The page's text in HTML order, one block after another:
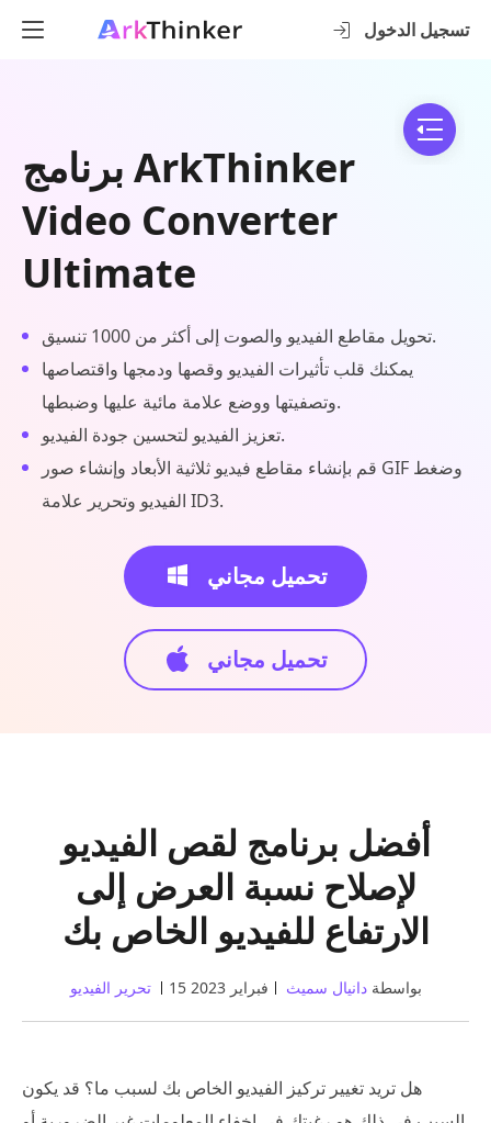
تسجيل الدخول
برنامج ArkThinker
Video Converter
Ultimate
تحويل مقاطع الفيديو والصوت إلى أكثر من 1000 تنسيق.
يمكنك قلب تأثيرات الفيديو وقصها ودمجها واقتصاصها
وتصفيتها ووضع علامة مائية عليها وضبطها.
تعزيز الفيديو لتحسين جودة الفيديو.
قم بإنشاء مقاطع فيديو ثلاثية الأبعاد وإنشاء صور GIF وضغط
الفيديو وتحرير علامة ID3.
تحميل مجاني
تحميل مجاني
أفضل برنامج لقص الفيديو
لإصلاح نسبة العرض إلى
الارتفاع للفيديو الخاص بك
بواسطةدانيال سميث 15 فبراير 2023 تحرير الفيديو
هل تريد تغيير تركيز الفيديو الخاص بك لسبب ما؟ قد يكون